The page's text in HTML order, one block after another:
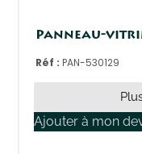
Panneau-
Réf :PAN-530129
Ajouter à mon